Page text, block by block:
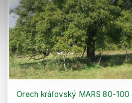
Orech kráľovský MARS 80-100